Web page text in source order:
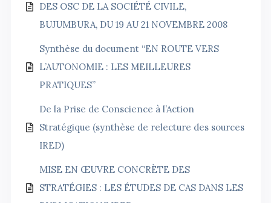
DES OSC DE LA SOCIÉTÉ CIVILE,
BUJUMBURA, DU 19 AU 21 NOVEMBRE 2008
Synthèse du document “EN ROUTE VERS
L’AUTONOMIE : LES MEILLEURES
PRATIQUES”
De la Prise de Conscience à l’Action
Stratégique (synthèse de relecture des sources
IRED)
MISE EN ŒUVRE CONCRÈTE DES
STRATÉGIES : LES ÉTUDES DE CAS DANS LES